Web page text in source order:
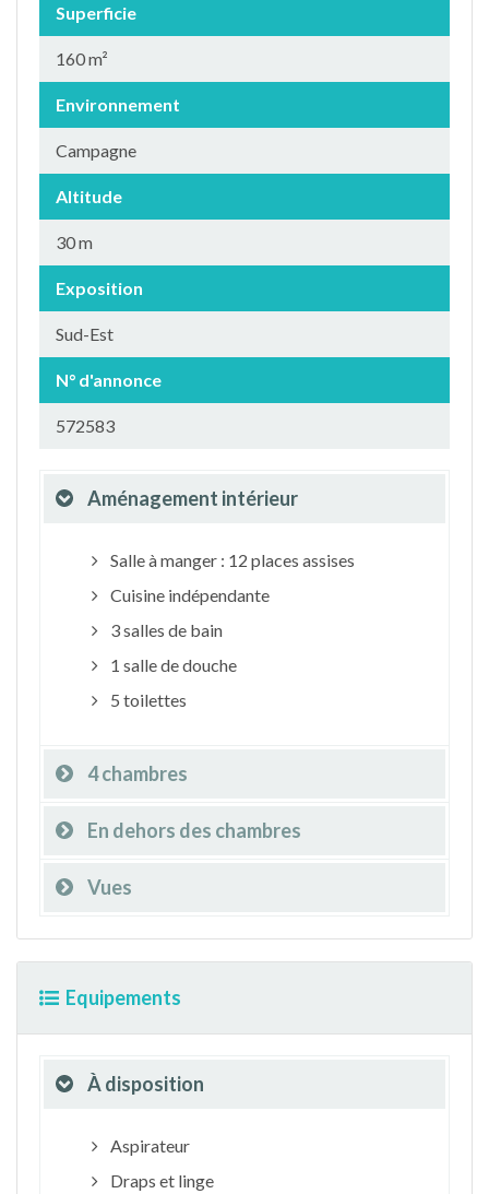
Superficie
160 m²
Environnement
Campagne
Altitude
30 m
Exposition
Sud-Est
N° d'annonce
572583
Aménagement intérieur
Salle à manger : 12 places assises
Cuisine indépendante
3 salles de bain
1 salle de douche
5 toilettes
4 chambres
En dehors des chambres
Vues
Equipements
À disposition
Aspirateur
Draps et linge